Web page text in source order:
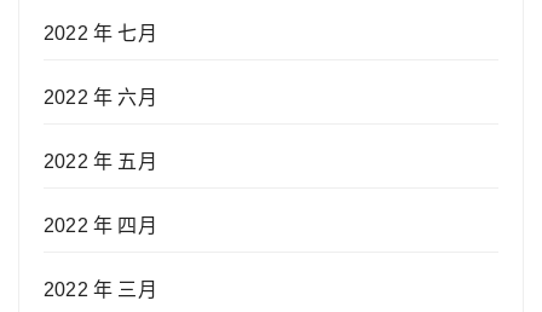
2022 年 七月
2022 年 六月
2022 年 五月
2022 年 四月
2022 年 三月